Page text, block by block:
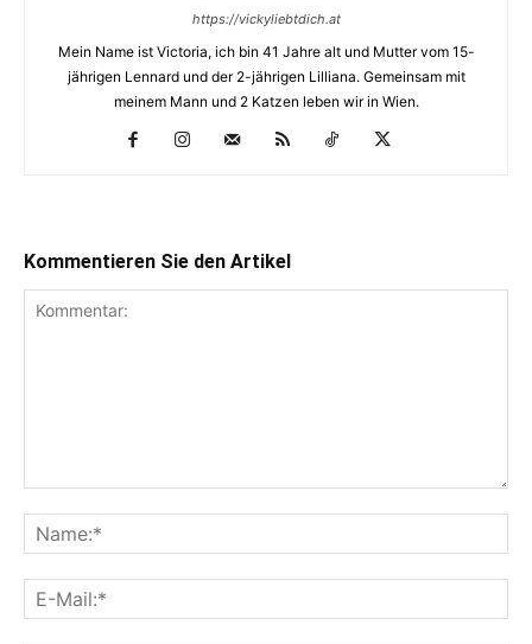
https://vickyliebtdich.at
Mein Name ist Victoria, ich bin 41 Jahre alt und Mutter vom 15-
jährigen Lennard und der 2-jährigen Lilliana. Gemeinsam mit
meinem Mann und 2 Katzen leben wir in Wien.
Kommentieren Sie den Artikel